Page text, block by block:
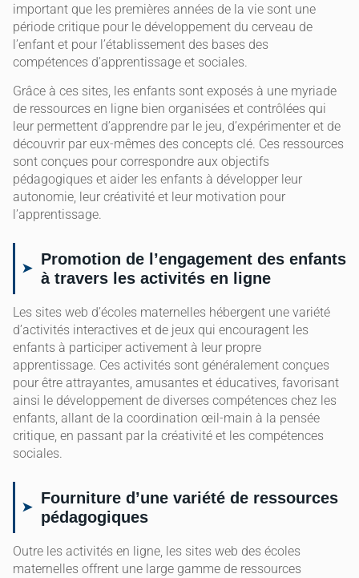
important que les premières années de la vie sont une
période critique pour le développement du cerveau de
l’enfant et pour l’établissement des bases des
compétences d’apprentissage et sociales.
Grâce à ces sites, les enfants sont exposés à une myriade
de ressources en ligne bien organisées et contrôlées qui
leur permettent d’apprendre par le jeu, d’expérimenter et de
découvrir par eux-mêmes des concepts clé. Ces ressources
sont conçues pour correspondre aux objectifs
pédagogiques et aider les enfants à développer leur
autonomie, leur créativité et leur motivation pour
l’apprentissage.
Promotion de l’engagement des enfants
à travers les activités en ligne
Les sites web d’écoles maternelles hébergent une variété
d’activités interactives et de jeux qui encouragent les
enfants à participer activement à leur propre
apprentissage. Ces activités sont généralement conçues
pour être attrayantes, amusantes et éducatives, favorisant
ainsi le développement de diverses compétences chez les
enfants, allant de la coordination œil-main à la pensée
critique, en passant par la créativité et les compétences
sociales.
Fourniture d’une variété de ressources
pédagogiques
Outre les activités en ligne, les sites web des écoles
maternelles offrent une large gamme de ressources